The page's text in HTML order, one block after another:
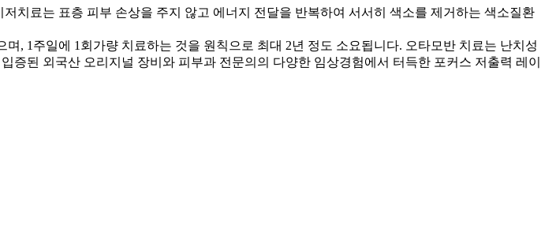
치료는 표층 피부 손상을 주지 않고 에너지 전달을 반복하여 서서히 색소를 제거하는 색소질환
, 1주일에 1회가량 치료하는 것을 원칙으로 최대 2년 정도 소요됩니다. 오타모반 치료는 난치성
된 외국산 오리지널 장비와 피부과 전문의의 다양한 임상경험에서 터득한 포커스 저출력 레이